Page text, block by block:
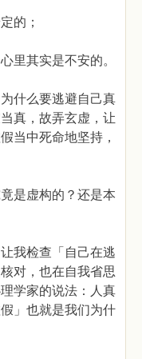
的；
里其实是不安的。
什么要逃避自己真
真，故弄玄虚，让
当中死命地坚持，
是虚构的？还是本
我检查「自己在逃
对，也在自我省思
学家的说法：人真
」也就是我们为什